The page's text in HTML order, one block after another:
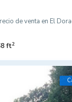
de venta en El
ft2